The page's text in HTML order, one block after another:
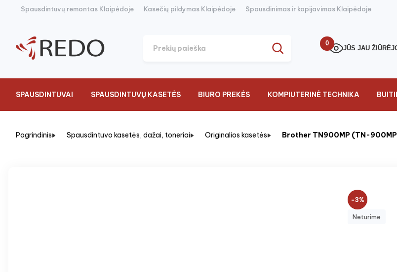
Spausdintuvų remontas Klaipėdoje Kasečių pildymas Klaipėdoje Spausdinimas ir kopijavimas Klaipėdoje
0
JŪS JAU
SPAUSDINTUVAI SPAUSDINTUVŲ KASETĖS BIURO PREKĖS KOMPIUTERINĖ TECHNIKA
Pagrindinis Spausdintuvo kasetės, dažai, toneriai Originalios kasetės Brother TN900MP (TN-
−3%
Neturime